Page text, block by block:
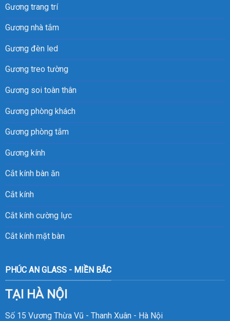
Gương trang trí
Gương nhà tắm
Gương đèn led
Gương treo tường
Gương soi toàn thân
Gương phòng khách
Gương phòng tắm
Gương kính
Cắt kính bàn ăn
Cắt kính
Cắt kính cường lực
Cắt kính mặt bàn
PHÚC AN GLASS - MIỀN BẮC
TẠI HÀ NỘI
Số 15 Vương Thừa Vũ - Thanh Xuân - Hà Nội